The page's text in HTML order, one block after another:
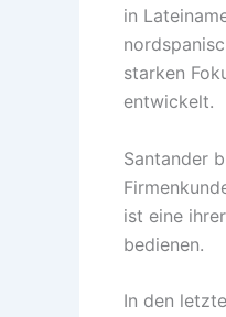
in
starken
entwickelt.
Santander
ist eine
bedienen.
In den